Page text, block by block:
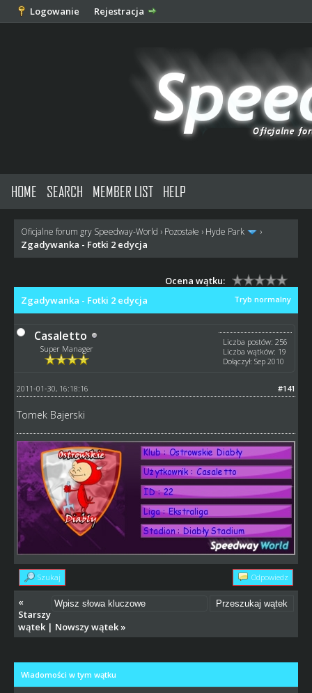
Logowanie Rejestracja
HOME SEARCH MEMBER LIST HELP
Oficjalne forum gry Speedway-World › Pozostałe › Hyde Park ›
Zgadywanka - Fotki 2 edycja
Ocena wątku:
Tryb normalny
Zgadywanka - Fotki 2 edycja
Casaletto
Super Manager
Liczba postów: 256
Liczba wątków: 19
Dołączył: Sep 2010
#141
2011-01-30, 16:18:16
Tomek Bajerski
Szukaj Odpowiedz
«
Starszy
wątek| Nowszy wątek»
Wiadomości w tym wątku